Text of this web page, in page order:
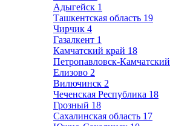
Адыгейск 1
Ташкентская область 19
Чирчик 4
Газалкент 1
Камчатский край 18
Петропавловск-Камчатский
Елизово 2
Вилючинск 2
Чеченская Республика 18
Грозный 18
Сахалинская область 17